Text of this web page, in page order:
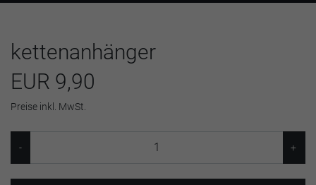
kettenanhänger
EUR 9,90
Preise inkl. MwSt.